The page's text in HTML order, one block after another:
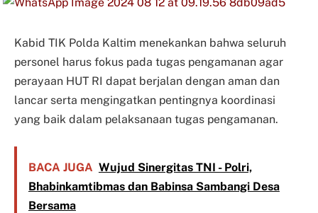
Kabid TIK Polda Kaltim menekankan bahwa seluruh
personel harus fokus pada tugas pengamanan agar
perayaan HUT RI dapat berjalan dengan aman dan
lancar serta mengingatkan pentingnya koordinasi
yang baik dalam pelaksanaan tugas pengamanan.
BACA JUGA Wujud Sinergitas TNI - Polri,
Bhabinkamtibmas dan Babinsa Sambangi Desa
Bersama